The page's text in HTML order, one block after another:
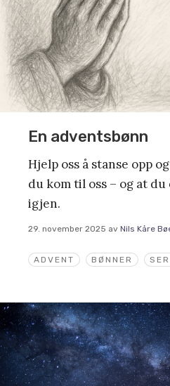
ADVENT BØNNER
En adventsbønn
Hjelp oss å stanse opp
du kom til oss – og at du
igjen.
29. november 2025 av Nils Kåre